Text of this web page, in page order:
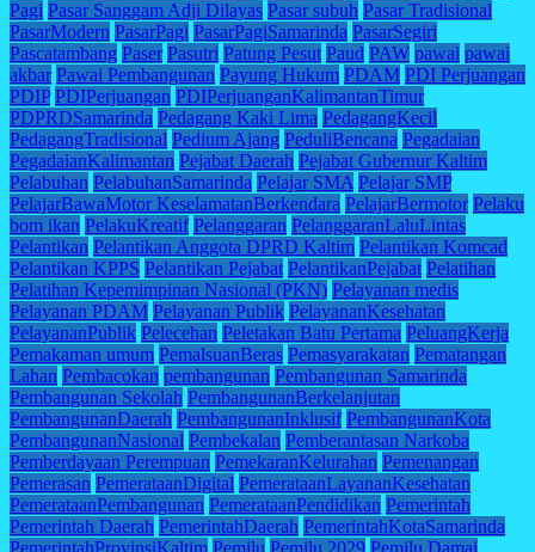
Pagi Pasar Sanggam Adji Dilayas Pasar subuh Pasar Tradisional
PasarModern PasarPagi PasarPagiSamarinda PasarSegiri
Pascatambang Paser Pasutri Patung Pesut Paud PAW pawai pawai
akbar Pawai Pembangunan Payung Hukum PDAM PDI Perjuangan
PDIP PDIPerjuangan PDIPerjuanganKalimantanTimur
PDPRDSamarinda Pedagang Kaki Lima PedagangKecil
PedagangTradisional Pedium Ajang PeduliBencana Pegadaian
PegadaianKalimantan Pejabat Daerah Pejabat Gubernur Kaltim
Pelabuhan PelabuhanSamarinda Pelajar SMA Pelajar SMP
PelajarBawaMotor KeselamatanBerkendara PelajarBermotor Pelaku
bom ikan PelakuKreatif Pelanggaran PelanggaranLaluLintas
Pelantikan Pelantikan Anggota DPRD Kaltim Pelantikan Komcad
Pelantikan KPPS Pelantikan Pejabat PelantikanPejabat Pelatihan
Pelatihan Kepemimpinan Nasional (PKN) Pelayanan medis
Pelayanan PDAM Pelayanan Publik PelayananKesehatan
PelayananPublik Pelecehan Peletakan Batu Pertama PeluangKerja
Pemakaman umum PemalsuanBeras Pemasyarakatan Pematangan
Lahan Pembacokan pembangunan Pembangunan Samarinda
Pembangunan Sekolah PembangunanBerkelanjutan
PembangunanDaerah PembangunanInklusif PembangunanKota
PembangunanNasional Pembekalan Pemberantasan Narkoba
Pemberdayaan Perempuan PemekaranKelurahan Pemenangan
Pemerasan PemerataanDigital PemerataanLayananKesehatan
PemerataanPembangunan PemerataanPendidikan Pemerintah
Pemerintah Daerah PemerintahDaerah PemerintahKotaSamarinda
PemerintahProvinsiKaltim Pemilu Pemilu 2029 Pemilu Damai